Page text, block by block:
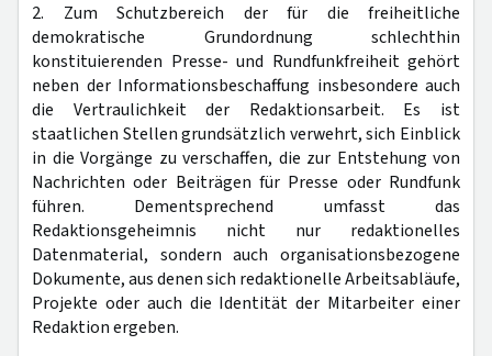
2. Zum Schutzbereich der für die freiheitliche
demokratische Grundordnung schlechthin
konstituierenden Presse- und Rundfunkfreiheit gehört
neben der Informationsbeschaffung insbesondere auch
die Vertraulichkeit der Redaktionsarbeit. Es ist
staatlichen Stellen grundsätzlich verwehrt, sich Einblick
in die Vorgänge zu verschaffen, die zur Entstehung von
Nachrichten oder Beiträgen für Presse oder Rundfunk
führen. Dementsprechend umfasst das
Redaktionsgeheimnis nicht nur redaktionelles
Datenmaterial, sondern auch organisationsbezogene
Dokumente, aus denen sich redaktionelle Arbeitsabläufe,
Projekte oder auch die Identität der Mitarbeiter einer
Redaktion ergeben.